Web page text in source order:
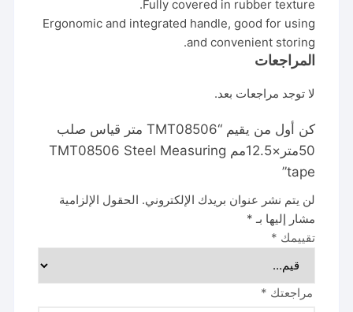
Fully covered in rubber texture.
Ergonomic and integrated handle, good for using
and convenient storing.
المراجعات
لا توجد مراجعات بعد.
كن أول من يقيم “TMT08506 متر قياس صلب
50متر×12.5مم TMT08506 Steel Measuring
tape”
لن يتم نشر عنوان بريدك الإلكتروني. الحقول الإلزامية
مشار إليها بـ *
تقييمك *
مراجعتك *